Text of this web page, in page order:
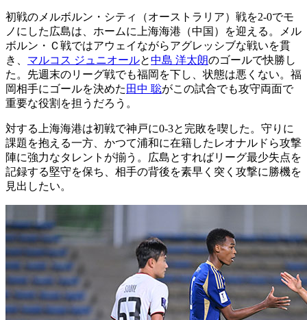
初戦のメルボルン・シティ（オーストラリア）戦を2-0でモ
ノにした広島は、ホームに上海海港（中国）を迎える。メル
ボルン・Ｃ戦ではアウェイながらアグレッシブな戦いを貫
き、 マルコス ジュニオールと中島 洋太朗のゴールで快勝し
た。先週末のリーグ戦でも福岡を下し、状態は悪くない。福
岡相手にゴールを決めた 田中 聡がこの試合でも攻守両面で
重要な役割を担うだろう。
対する上海海港は初戦で神戸に0-3と完敗を喫した。守りに
課題を抱える一方、かつて浦和に在籍したレオナルドら攻撃
陣に強力なタレントが揃う。広島とすればリーグ最少失点を
記録する堅守を保ち、相手の背後を素早く突く攻撃に勝機を
見出したい。